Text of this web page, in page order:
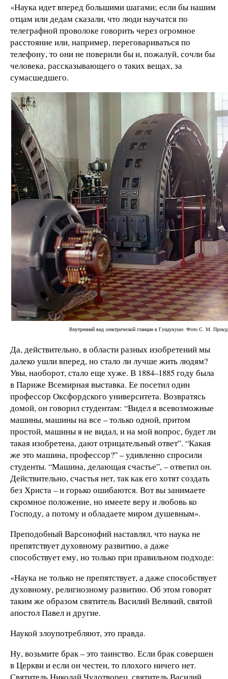
«Наука идет вперед большими шагами; если бы нашим
отцам или дедам сказали, что люди научатся по
телеграфной проволоке говорить через огромное
расстояние или, например, переговариваться по
телефону, то они не поверили бы и, пожалуй, сочли бы
человека, рассказывающего о таких вещах, за
сумасшедшего.
Внутренний вид электрической станции в Гундукуше. Фото С. М.
Да, действительно, в области разных изобретений мы
далеко ушли вперед, но стало ли лучше жить людям?
Увы, наоборот, стало еще хуже. В 1884–1885 году была
в Париже Всемирная выставка. Ее посетил один
профессор Оксфордского университета. Возвратясь
домой, он говорил студентам: “Видел я всевозможные
машины, машины на все – только одной, притом
простой, машины я не видал, и на мой вопрос, будет ли
такая изобретена, дают отрицательный ответ”. “Какая
же это машина, профессор?” – удивленно спросили
студенты. “Машина, делающая счастье”, – ответил он.
Действительно, счастья нет, так как его хотят создать
без Христа – и горько ошибаются. Вот вы занимаете
скромное положение, но имеете веру и любовь ко
Господу, а потому и обладаете миром душевным».
Преподобный Варсонофий наставлял, что наука не
препятствует духовному развитию, а даже
способствует ему, но только при правильном подходе:
«Наука не только не препятствует, а даже способствует
духовному, религиозному развитию. Об этом говорят
таким же образом святитель Василий Великий, святой
апостол Павел и другие.
Наукой злоупотребляют, это правда.
Ну, возьмите брак – это таинство. Если брак совершен
в Церкви и если он честен, то плохого ничего нет.
Святитель Николай Чудотворец, святитель Василий